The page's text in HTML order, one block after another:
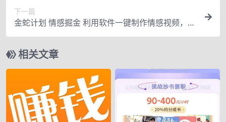
下一篇
金蛇计划 情感掘金 利用软件一键制作情感视频，同
时发布四大体平台
相关文章